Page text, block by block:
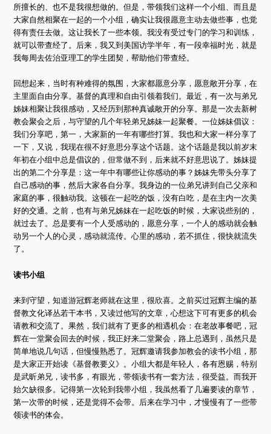
所擅长的、也不是我很想做的。但是，带领我们这样一个小组、而且是
大家自然相聚在一起的一个小组，确实让我很愿意主动去做些事，也觉
得有责任去做。这让我长了一些本领。我没有受过专门的学习和训练，
就可以带查经了。后来，我又到美国访学半年，有一段幸福时光，就是
我每周去佐治亚理工的学生团契，帮助他们带查经。
回想起来，当时有种难得的氛围，大家都愿意分享，愿意敞开分享，在
主里面自由分享。基督的真理和自由引领着我们。最近，有一次与弟兄
姊妹相聚让我很感动，又经历到那种真诚敞开的分享。那是一次去新树
教会聚会之后，与守望的几个年轻弟兄姊妹一起聚餐。一位姊妹倡议：
我们分享吧，第一，大家新的一年有哪些打算。我也和大家一样分享了
一下，又说，我现在很不好意思分享这个话题。这个话题是我以前岁末
年初在小组中总是倡议的，但常做不到，后来就不好意思说了。姊妹提
出的第二个分享是：这一年中有哪些让你感动的事？姊妹先带头分享了
自己感动的事，然后大家各自分享。我身边的一位弟兄讲到自己父亲和
家庭的事，很触动我。这顿在一起吃的饭，没有白吃，是在主内一次美
好的交通。之前，也有与弟兄姊妹在一起吃饭的时候，大家说些别的，
就过去了。总是要有一个人受感动的，愿意分享，一个人的感动就会触
动另一个人的心灵，感动就流传。心里的感动，若不抓住，很快就流失
了。
读书小组
来到守望，知道游冠辉老师就在这里，很欣喜。之前买过冠辉主编的基
督教文化译丛若干本书，又读过他写的文章，心想这下可有更多的机会
请教和交流了。果然，我们就有了更多的相遇机会：在老故事餐吧，冠
辉在一堂聚会回去的时候，我正好来二堂聚会，路上总遇到，虽然只是
简单地说几句话，但慢慢熟悉了。冠辉邀请我参加教会的读书小组，那
是大家正开始读《基督教要义》。小组大都是年轻人，各有恩赐，特别
是武昕弟兄，读书多，有眼光，带领读书有一套方法，很受益。而我开
始欠缺很多。记得第一次轮到我带小组，我虽然看了几遍要读的章节，
第一次带的时候，还是觉得不会带。后来在学习中，才慢慢有了一些带
领读书的体会。